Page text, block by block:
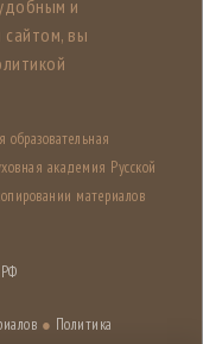
и
вы
академия Русской
материалов
● Политика